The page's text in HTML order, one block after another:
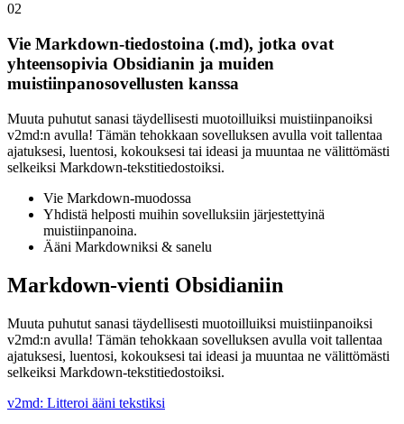
02
Vie Markdown-tiedostoina (.md), jotka ovat
yhteensopivia Obsidianin ja muiden
muistiinpanosovellusten kanssa
Muuta puhutut sanasi täydellisesti muotoilluiksi muistiinpanoiksi
v2md:n avulla! Tämän tehokkaan sovelluksen avulla voit tallentaa
ajatuksesi, luentosi, kokouksesi tai ideasi ja muuntaa ne välittömästi
selkeiksi Markdown-tekstitiedostoiksi.
Vie Markdown-muodossa
Yhdistä helposti muihin sovelluksiin järjestettyinä
muistiinpanoina.
Ääni Markdowniksi & sanelu
Markdown-vienti Obsidianiin
Muuta puhutut sanasi täydellisesti muotoilluiksi muistiinpanoiksi
v2md:n avulla! Tämän tehokkaan sovelluksen avulla voit tallentaa
ajatuksesi, luentosi, kokouksesi tai ideasi ja muuntaa ne välittömästi
selkeiksi Markdown-tekstitiedostoiksi.
v2md: Litteroi ääni tekstiksi